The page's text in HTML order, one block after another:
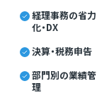
経理事務の省力
化・DX
決算・税務申告
部門別の業績管
理